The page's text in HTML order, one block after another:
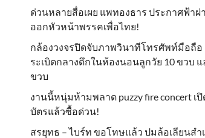
ด่วนหลายสื่อเผย แพทองธาร ประกาศฟ้าผ่
ออกหัวหน้าพรรคเพื่อไทย!
กล้องวงจรปิดจับภาพวินาทีโทรศัพท์มือถือ
ระเบิดกลางดึกในห้องนอนลูกวัย 10 ขวบ แ
ขวบ
งานนี้หนุ่มห้ามพลาด puzzy fire concert เ
บัตรแล้วซื้อด่วน!
สรยุทธ – ไบร์ท ขอโทษแล้ว ปมล้อเลียนสำ